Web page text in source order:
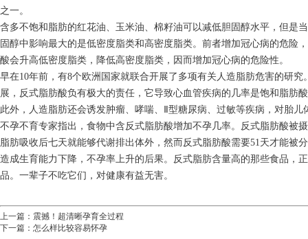
之一。
含多不饱和脂肪的红花油、玉米油、棉籽油可以减低胆固醇水平，但是
固醇中影响最大的是低密度脂类和高密度脂类。前者增加冠心病的危险
酸会升高低密度脂类，降低高密度脂类，因而增加冠心病的危险性。
早在10年前，有8个欧洲国家就联合开展了多项有关人造脂肪危害的研
展，反式脂肪酸负有极大的责任，它导致心血管疾病的几率是饱和脂肪
此外，人造脂肪还会诱发肿瘤、哮喘、Ⅱ型糖尿病、过敏等疾病，对胎
不孕不育专家指出，食物中含反式脂肪酸增加不孕几率。反式脂肪酸被
脂肪吸收后七天就能够代谢排出体外，然而反式脂肪酸需要51天才能被
造成生育能力下降，不孕率上升的后果。反式脂肪含量高的那些食品，
品。一辈子不吃它们，对健康有益无害。
上一篇： 震撼！超清晰孕育全过程
下一篇： 怎么样比较容易怀孕